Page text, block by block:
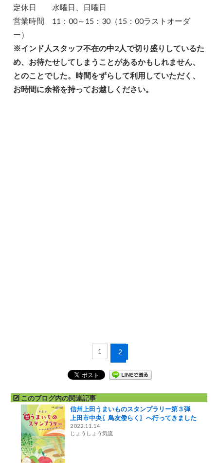
定休日 水曜日、日曜日
営業時間 11：00～15：30（15：00ラストオーダ
ー）
※インド人スタッフ不在の中2人で切り盛りしているた
め、お待たせしてしまうことがあるかもしれません、
とのことでした。時間をずらして利用していただく、
お時間に余裕を持ってお越しください。
1 2
このブログ内の関連記事
信州上田うまいものスタンプラリー第３弾
上田市中央〖鳥友倭らく〗へ行ってきました
2022.11.14
じょうしょう気流